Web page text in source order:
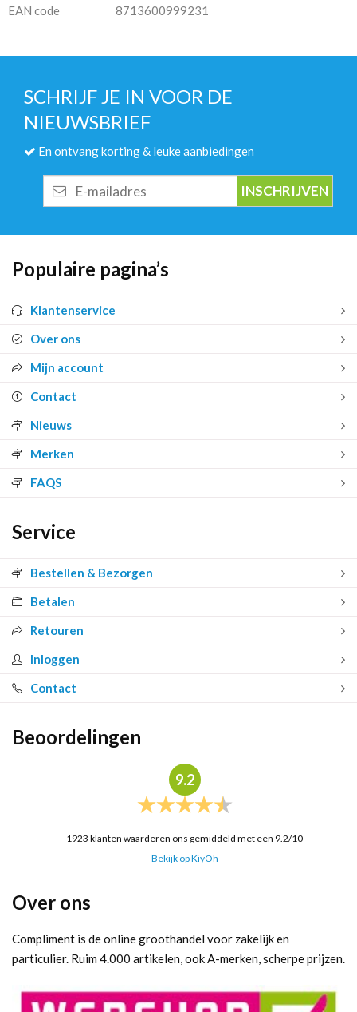
EAN code
8713600999231
SCHRIJF JE IN VOOR DE
NIEUWSBRIEF
En ontvang korting & leuke aanbiedingen
mailadres
Populaire pagina’s
Klantenservice
Over ons
Mijn account
Contact
Nieuws
Merken
FAQS
Service
Bestellen & Bezorgen
Betalen
Retouren
Inloggen
Contact
Beoordelingen
9.2
1923 klanten waarderen ons gemiddeld met een 9.2/10
Bekijk op KiyOh
Over ons
Compliment is de online groothandel voor zakelijk en
particulier. Ruim 4.000 artikelen, ook A-merken, scherpe prijzen.